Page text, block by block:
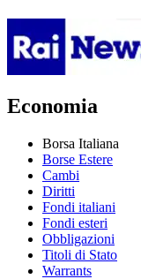
Economia
Borsa Italiana
Borse Estere
Cambi
Diritti
Fondi italiani
Fondi esteri
Obbligazioni
Titoli di Stato
Warrants